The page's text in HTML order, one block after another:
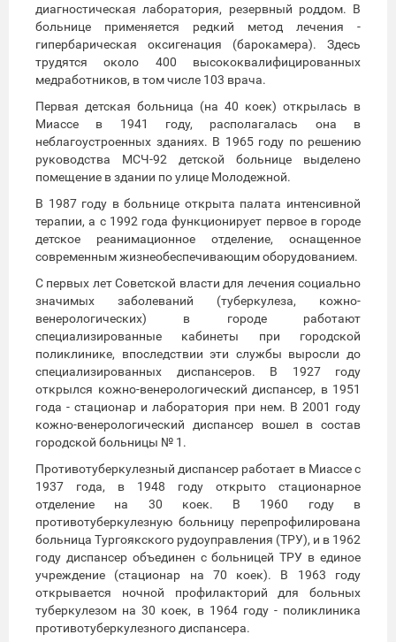
диагностическая лаборатория, резервный роддом. В
больнице применяется редкий метод лечения -
гипербарическая оксигенация (барокамера). Здесь
трудятся около 400 высококвалифицированных
медработников, в том числе 103 врача.
Первая детская больница (на 40 коек) открылась в
Миассе в 1941 году, располагалась она в
неблагоустроенных зданиях. В 1965 году по решению
руководства МСЧ-92 детской больнице выделено
помещение в здании по улице Молодежной.
В 1987 году в больнице открыта палата интенсивной
терапии, а с 1992 года функционирует первое в городе
детское реанимационное отделение, оснащенное
современным жизнеобеспечивающим оборудованием.
С первых лет Советской власти для лечения социально
значимых заболеваний (туберкулеза, кожно-
венерологических) в городе работают
специализированные кабинеты при городской
поликлинике, впоследствии эти службы выросли до
специализированных диспансеров. В 1927 году
открылся кожно-венерологический диспансер, в 1951
года - стационар и лаборатория при нем. В 2001 году
кожно-венерологический диспансер вошел в состав
городской больницы № 1.
Противотуберкулезный диспансер работает в Миассе с
1937 года, в 1948 году открыто стационарное
отделение на 30 коек. В 1960 году в
противотуберкулезную больницу перепрофилирована
больница Тургоякского рудоуправления (ТРУ), и в 1962
году диспансер объединен с больницей ТРУ в единое
учреждение (стационар на 70 коек). В 1963 году
открывается ночной профилакторий для больных
туберкулезом на 30 коек, в 1964 году - поликлиника
противотуберкулезного диспансера.